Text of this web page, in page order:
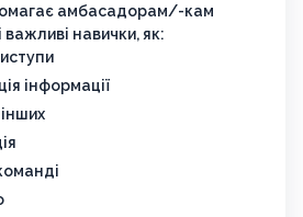
амбасадорам/-кам
важливі навички, як:
інформації